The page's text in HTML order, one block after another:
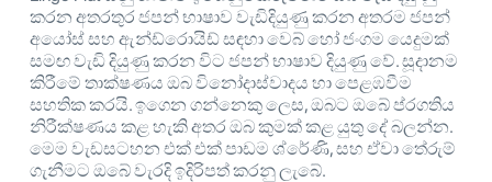
කරන අතරතුර ජපන් භාෂාව වැඩිදියුණු කරන අතරම ජපන්
අයෝස් සහ ඇන්ඩ්රොයිඩ් සඳහා වෙබ් හෝ ජංගම යෙදුමක්
සමඟ වැඩි දියුණු කරන විට ජපන් භාෂාව දියුණු වේ. සූදානම
කිරීමේ තාක්ෂණය ඔබ විනෝදාස්වාදය හා පෙළඹවීම
සහතික කරයි. ඉගෙන ගන්නෙකු ලෙස, ඔබට ඔබේ ප්රගතිය
නිරීක්ෂණය කළ හැකි අතර ඔබ කුමක් කළ යුතු දේ බලන්න.
මෙම වැඩසටහන එක් එක් පාඩම ශ්රේණි, සහ ඒවා තේරුම්
ගැනීමට ඔබේ වැරදි ඉදිරිපත් කරනු ලැබේ.